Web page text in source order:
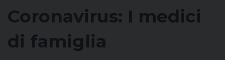
Coronavirus: I medici
di famiglia